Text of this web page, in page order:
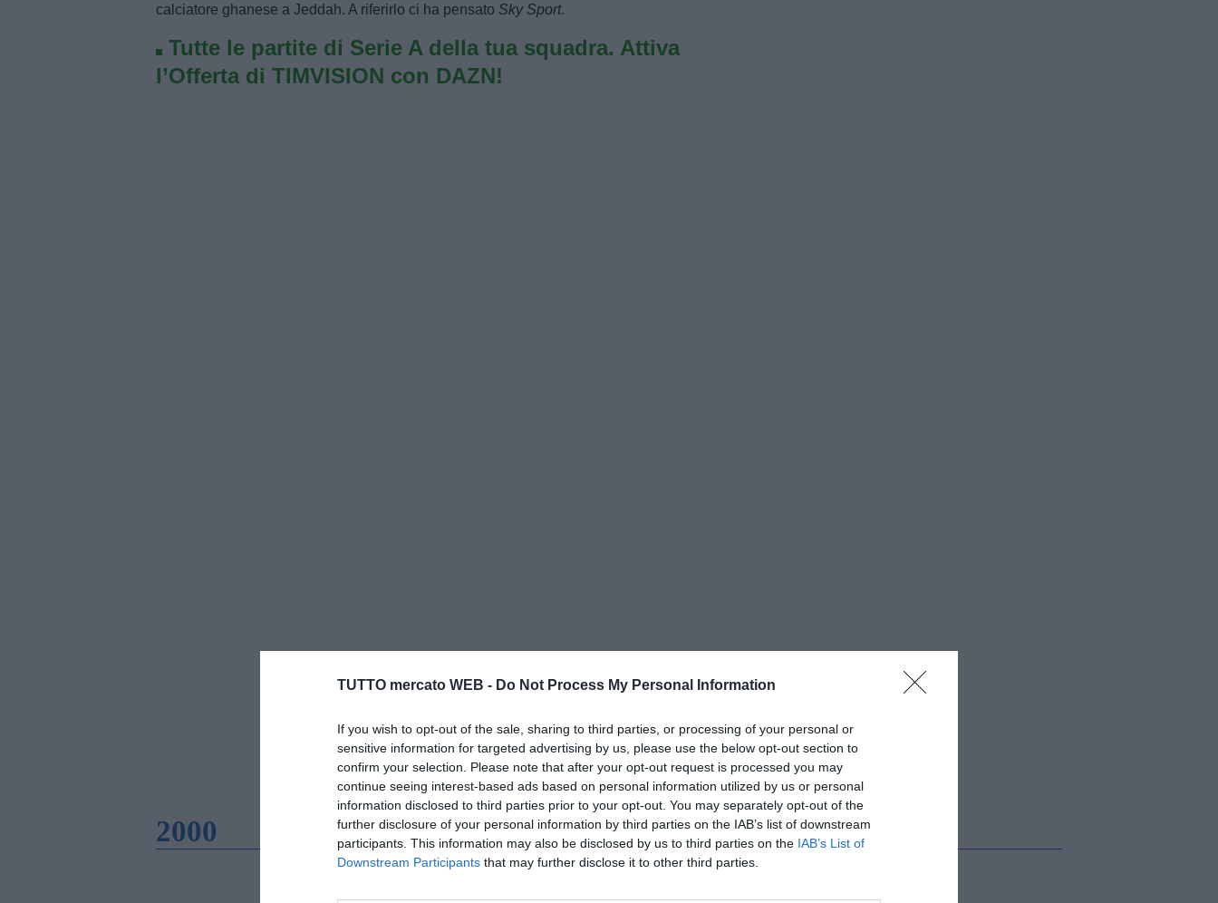
TUTTO mercato WEB - Do Not Process My Personal Information
If you wish to opt-out of the sale, sharing to third parties, or processing of your personal or
sensitive information for targeted advertising by us, please use the below opt-out section to
confirm your selection. Please note that after your opt-out request is processed you may
continue seeing interest-based ads based on personal information utilized by us or personal
information disclosed to third parties prior to your opt-out. You may separately opt-out of the
further disclosure of your personal information by third parties on the IAB’s list of downstream
participants. This information may also be disclosed by us to third parties on the IAB’s List of
Downstream Participants that may further disclose it to other third parties.
calciatore ghanese a Jeddah. A riferirlo ci ha pensato Sky Sport.
Tutte le partite di Serie A della tua squadra. Attiva
l’Offerta di TIMVISION con DAZN!
2000